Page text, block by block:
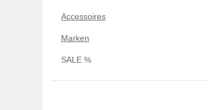
Accessoires
Marken
SALE %